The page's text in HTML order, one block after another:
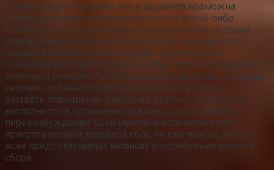
Также следует помнить, что у пациента возможна
индивидуальная непереносимость на какой-либо
компонент из состава травы при простатите, поэтому
перед применением любой настойки, чая и другого
лекарственного напитка следует внимательно
ознакомиться с инструкцией, чтобы потом не страдать от
побочных реакций. Так как каждый вид травы обладает
своими особенностями, некоторые травы могут
вызвать повышение давления, другие – увеличить
кислотность в организме мужчины, или вызвать
перевозбуждение. Если мужчина использует уже
приготовленный травяной сбор, то ему важно знать о
всех предполагаемых нюансах употребления данного
сбора.